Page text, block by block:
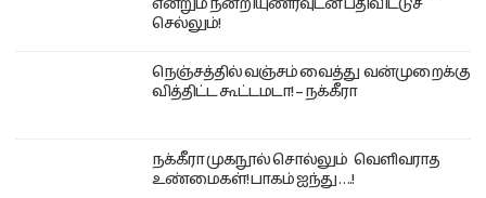
என்றும் நன்றியுணர்வுடன் பதிவிட்டுச்
செல்லும்!
நெஞ்சத்தில் வஞ்சம் வைத்து வன்முறைக்கு
வித்திட்ட கூட்டமடா! – நக்கீரா
நக்கீரா முகநூல் சொல்லும் வெளிவராத
உண்மைகள்! பாகம் ஐந்து ….!